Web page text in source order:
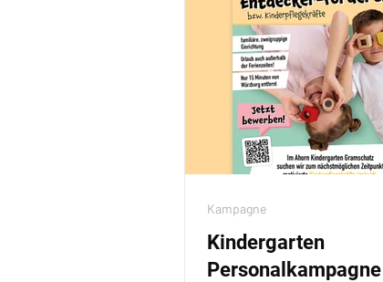
Kindergarten
Personalkampagne
Kampagne